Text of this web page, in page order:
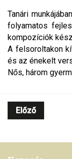
Tanári
folyamatos
kompozíciók
A felsoroltakon
és az énekelt
Nős, három
Előző